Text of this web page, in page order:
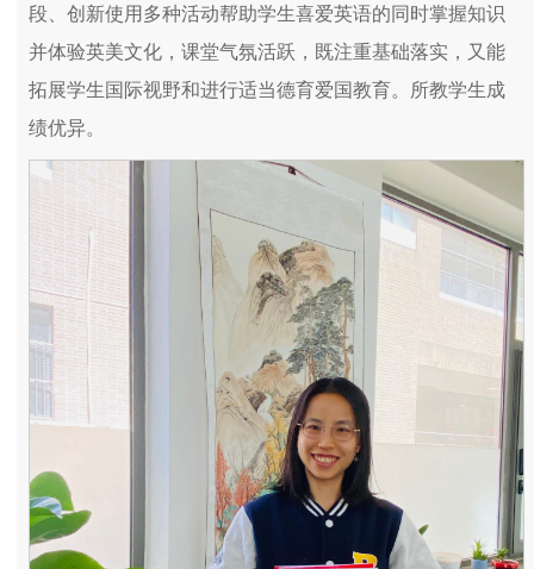
段、创新使用多种活动帮助学生喜爱英语的同时掌握知识
并体验英美文化，课堂气氛活跃，既注重基础落实，又能
拓展学生国际视野和进行适当德育爱国教育。所教学生成
绩优异。